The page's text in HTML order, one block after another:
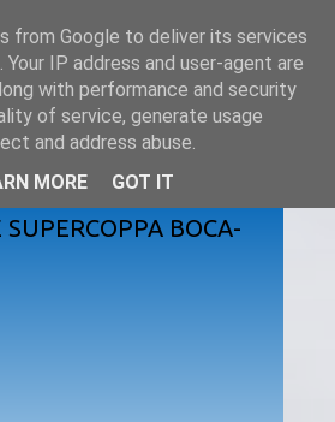
BOCA-
from Google to deliver its services
IP address and user-agent are
with performance and security
of service, generate usage
and address abuse.
MORE
GOT IT